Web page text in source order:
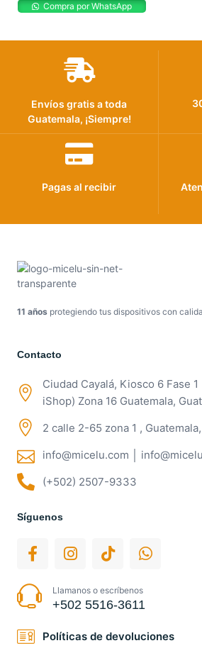
Compra por WhatsApp
Envíos gratis a toda
Guatemala, ¡Siempre!
Pagas al recibir
11 años protegiendo tus dispositivos con
Contacto
Ciudad Cayalá, Kiosco 6 Fase
iShop) Zona 16 Guatemala,
2 calle 2-65 zona 1 ,
info@micelu.com │
(+502) 2507-9333
Síguenos
Llamanos o escríbenos
+502 5516-3611
Políticas de devoluciones